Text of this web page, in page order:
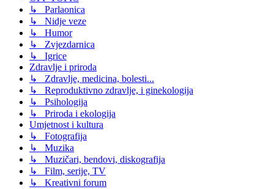
↳ Parlaonica
↳ Nidje veze
↳ Humor
↳ Zvjezdarnica
↳ Igrice
Zdravlje i priroda
↳ Zdravlje, medicina, bolesti...
↳ Reproduktivno zdravlje, i ginekologija
↳ Psihologija
↳ Priroda i ekologija
Umjetnost i kultura
↳ Fotografija
↳ Muzika
↳ Muzičari, bendovi, diskografija
↳ Film, serije, TV
↳ Kreativni forum